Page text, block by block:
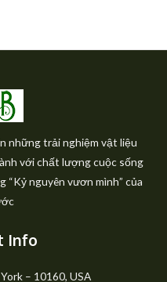
những trải nghiệm vật liệu
với chất lượng cuộc sống
nguyên vươn mình” của
Info
– 10160, USA